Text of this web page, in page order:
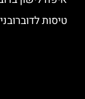
טיסות